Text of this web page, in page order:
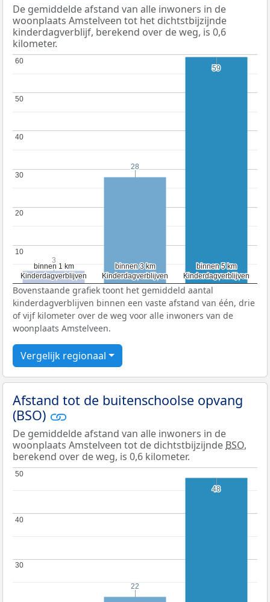
De gemiddelde afstand van alle inwoners in de
woonplaats Amstelveen tot het dichtstbijzijnde
kinderdagverblijf, berekend over de weg, is 0,6
kilometer.
Kinderdagverblijven
Kinderdagverblijven
binnen 1 km
binnen 1 km
Kinderdagverblijven
Kinderdagverblijven
binnen 3 km
binnen 3 km
Kinderdagverblijven
Kinderdagverblijven
binnen 5 km
binnen 5 km
10
10
20
20
30
30
40
40
50
50
60
60
3
3
28
28
59
59
Bovenstaande grafiek toont het gemiddeld aantal
kinderdagverblijven binnen een vaste afstand van één, drie
of vijf kilometer over de weg voor alle inwoners van de
woonplaats Amstelveen.
Vergelijk regionaal
Afstand tot de buitenschoolse opvang
(BSO)
De gemiddelde afstand van alle inwoners in de
woonplaats Amstelveen tot de dichtstbijzijnde BSO,
berekend over de weg, is 0,6 kilometer.
30
30
40
40
50
50
22
22
48
48